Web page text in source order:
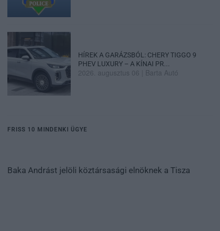
HÍREK A GARÁZSBÓL: CHERY TIGGO 9
PHEV LUXURY – A KÍNAI PR...
2026. augusztus 06 Barta Autó
FRISS 10 MINDENKI ÜGYE
Baka Andrást jelöli köztársasági elnöknek a Tisza